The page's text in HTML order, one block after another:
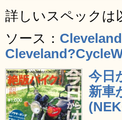
詳しいスペックは
ソース：
今日
新車